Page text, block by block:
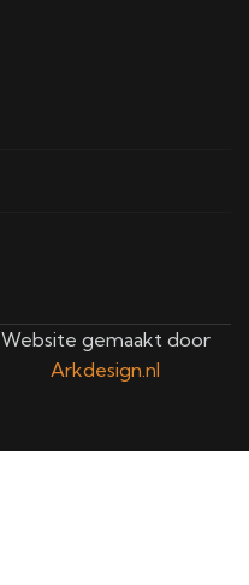
Website gemaakt door
Arkdesign.nl